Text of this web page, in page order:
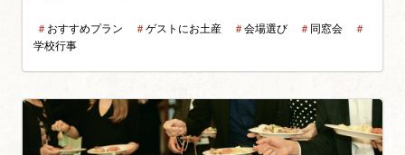
＃おすすめプラン ＃ゲストにお土産 ＃会場選び ＃同窓会
＃
学校行事